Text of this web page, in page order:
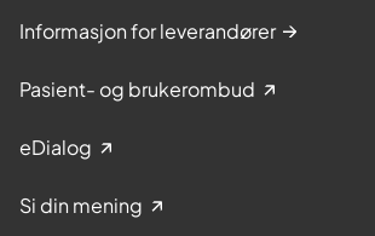
Informasjon for leverandører
Pasient- og brukerombud
eDialog
Si din mening